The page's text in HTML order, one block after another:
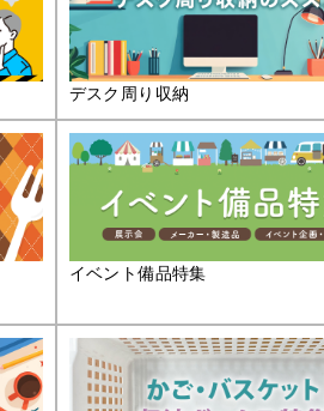
デスク周り収納
イベント備品特集